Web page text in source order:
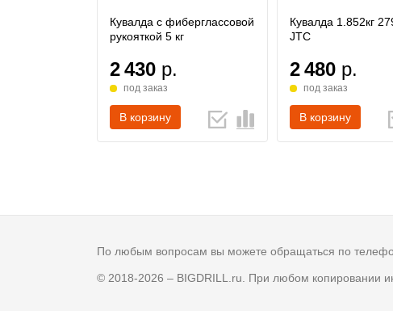
Кувалда с фиберглассовой
рукояткой 5 кг
2 430 р.
под заказ
В корзину
Кувалда 1.852кг
JTC
2 480 р.
под заказ
В корзину
По любым вопросам вы можете обращаться по
© 2018-2026 – BIGDRILL.ru. При любом копировании